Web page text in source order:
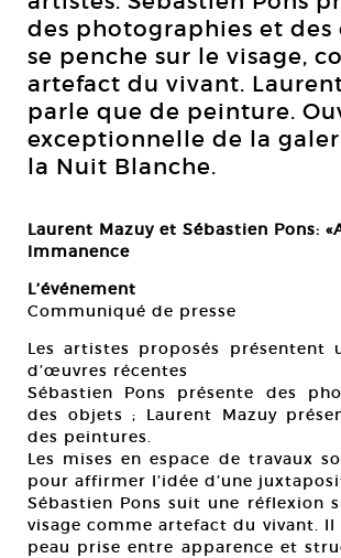
des photographies et des
se penche sur le visage,
artefact du vivant.
parle que de peinture.
exceptionnelle de la
la Nuit Blanche.
Laurent Mazuy et Sébastien Pons:
Immanence
L’événement
Communiqué de presse
Les artistes proposés présentent
d’œuvres récentes
Sébastien Pons présente des
des objets ; Laurent Mazuy
des peintures.
Les mises en espace de travaux
pour affirmer l’idée d’une
Sébastien Pons suit une réflexion
visage comme artefact du vivant.
peau prise entre apparence et